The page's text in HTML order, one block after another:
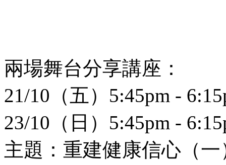
兩場舞台分享講座：
21/10（五）5:45pm -
23/10（日）5:45pm -
主題：重建健康信心（